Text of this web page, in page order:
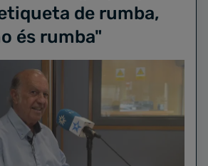
de rumba,
és rumba"